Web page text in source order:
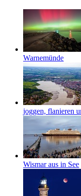
Warnemünde
joggen, flanieren
Wismar aus in See